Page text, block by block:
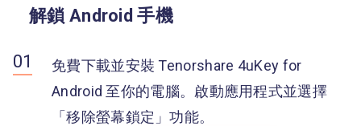
解鎖 Android 手機
免費下載並安裝 Tenorshare 4uKey for
Android 至你的電腦。啟動應用程式並選擇
「移除螢幕鎖定」功能。